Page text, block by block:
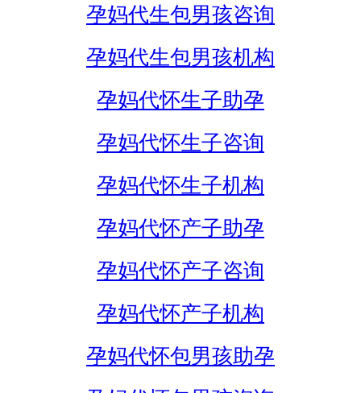
孕妈代生包男孩咨询
孕妈代生包男孩机构
孕妈代怀生子助孕
孕妈代怀生子咨询
孕妈代怀生子机构
孕妈代怀产子助孕
孕妈代怀产子咨询
孕妈代怀产子机构
孕妈代怀包男孩助孕